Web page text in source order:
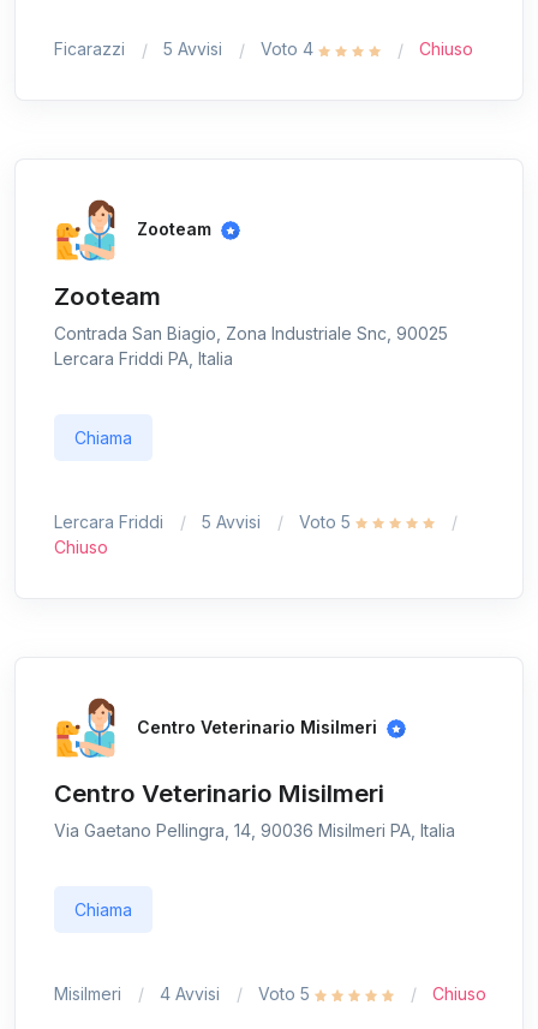
Ficarazzi 5 Avvisi Voto 4 Chiuso
Zooteam
Zooteam
Contrada San Biagio, Zona Industriale Snc, 90025
Lercara Friddi PA, Italia
Chiama
Lercara Friddi 5 Avvisi
Voto 5
Chiuso
Centro Veterinario Misilmeri
Centro Veterinario Misilmeri
Via Gaetano Pellingra, 14, 90036 Misilmeri PA, Italia
Chiama
Misilmeri 4 Avvisi Voto 5 Chiuso